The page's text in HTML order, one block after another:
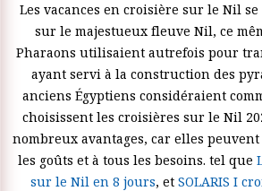
Les vacances en croisière sur le Nil
sur le majestueux fleuve Nil, ce
Pharaons utilisaient autrefois pour
ayant servi à la construction des
anciens Égyptiens considéraient
choisissent les croisières sur le Nil
nombreux avantages, car elles peuvent
les goûts et à tous les besoins. tel que
sur le Nil en 8 jours, et SOLARIS I